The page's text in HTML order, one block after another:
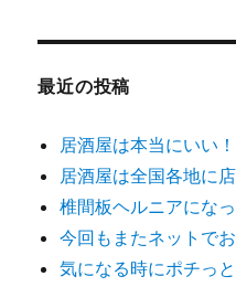
最近の投稿
居酒屋は本当にい
居酒屋は全国各地に
椎間板ヘルニアにな
今回もまたネットで
気になる時にポチっ